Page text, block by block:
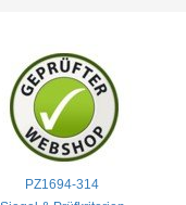
PZ1694-314